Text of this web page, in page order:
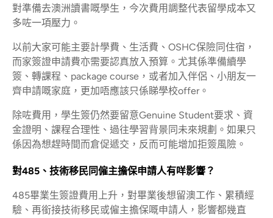
對準備去澳洲讀書嘅學生，今次費用調整代表留學成本又
多咗一項壓力。
以前大家可能主要計學費、生活費、OSHC保險同住宿，
而家簽證申請費亦需要認真放入預算。尤其係準備續學
簽、轉課程、package course，或者加入伴侶、小朋友一
齊申請嘅家庭，更加唔應該只係睇學校offer。
除咗費用，學生簽仍然要留意Genuine Student要求、資
金證明、課程合理性、過往學習背景同未來規劃。如果只
係因為想趕時間而倉促遞交，反而可能增加拒簽風險。
對485、技術移民同僱主擔保申請人有咩影響？
485畢業生簽證費用上升，對畢業後想留澳工作、累積經
驗、再銜接技術移民或僱主擔保嘅申請人，影響都幾直